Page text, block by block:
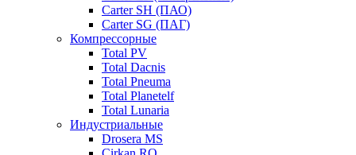
Carter SH (ПАО)
Carter SG (ПАГ)
Компрессорные
Total PV
Total Dacnis
Total Pneuma
Total Planetelf
Total Lunaria
Индустриальные
Drosera MS